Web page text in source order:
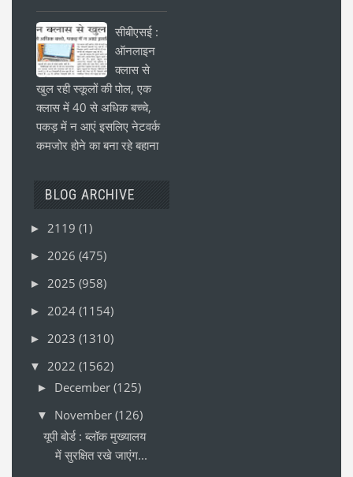
सीबीएसई :
ऑनलाइन
क्लास से
खुल रही स्कूलों की पोल, एक
क्लास में 40 से अधिक बच्चे,
पकड़ में न आएं इसलिए नेटवर्क
कमजोर होने का बना रहे बहाना
BLOG ARCHIVE
► 2119 (1)
► 2026 (475)
► 2025 (958)
► 2024 (1154)
► 2023 (1310)
▼ 2022 (1562)
► December (125)
▼ November (126)
यूपी बोर्ड : ब्लॉक मुख्यालय
में सुरक्षित रखे जाएंग...